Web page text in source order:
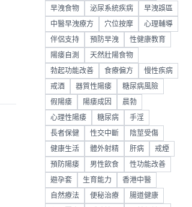
早洩食物 泌尿系統疾病 早洩誤區
中醫早洩療方 穴位按摩 心理輔導
伴侶支持 預防早洩 性健康教育
陽痿自測 天然壯陽食物
勃起功能改善 食療偏方 慢性疾病
戒酒 器質性陽痿 糖尿病風險
假陽痿 陽痿成因 晨勃
心理性陽痿 糖尿病 手淫
長者保健 性交中斷 陰莖受傷
健康生活 體外射精 肝病 戒煙
預防陽痿 男性飲食 性功能改善
避孕套 生育能力 香港中醫
自然療法 便秘治療 腸道健康